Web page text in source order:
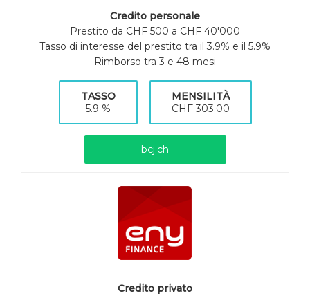
Credito personale
Prestito da CHF 500 a CHF 40'000
Tasso di interesse del prestito tra il 3.9% e il 5.9%
Rimborso tra 3 e 48 mesi
TASSO
5.9 %
MENSILITÀ
CHF 303.00
bcj.ch
Credito privato